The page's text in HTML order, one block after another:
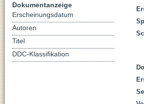
Dokumentanzeige
Erscheinungsdatum
Autoren
Titel
DDC-Klassifikation